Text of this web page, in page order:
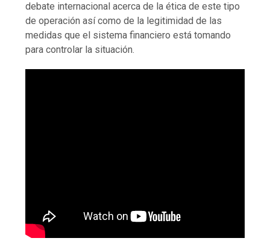
debate internacional acerca de la ética de este tipo
de operación así como de la legitimidad de las
medidas que el sistema financiero está tomando
para controlar la situación.